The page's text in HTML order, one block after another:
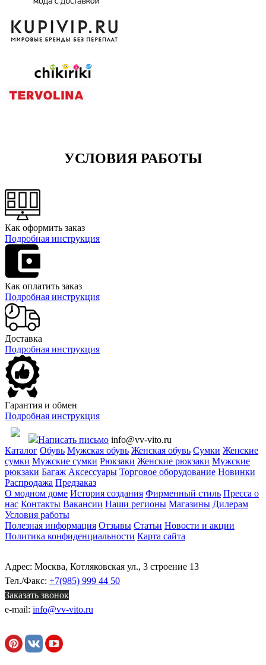
УСЛОВИЯ РАБОТЫ
Как оформить заказ
Подробная инструкция
Как оплатить заказ
Подробная инструкция
Доставка
Подробная инструкция
Гарантия и обмен
Подробная инструкция
Написать письмо info@vv-vito.ru
Каталог Обувь Мужская обувь Женская обувь Сумки Женские
сумки Мужские сумки Рюкзаки Женские рюкзаки Мужские
рюкзаки Багаж Аксессуары Торговое оборудование Новинки
Распродажа Предзаказ
О модном доме История создания Фирменный стиль Пресса о
нас Контакты Вакансии Наши регионы Магазины Дилерам
Условия работы
Полезная информация Отзывы Статьи Новости и акции
Политика конфиденциальности Карта сайта
Адрес: Москва, Котляковская ул., 3 строение 13
Тел./Факс: +7(985) 999 44 50
Заказать звонок
e-mail: info@vv-vito.ru